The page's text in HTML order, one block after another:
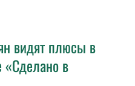
видят плюсы в
«Сделано в